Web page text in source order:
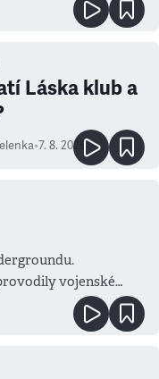
Láska klub a
•7. 8. 2026
vojenské